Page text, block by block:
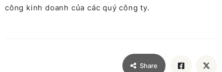
công kinh doanh của các quý công ty.
Share